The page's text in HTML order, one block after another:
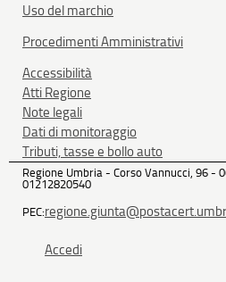
Uso del marchio
Procedimenti Amministrativi
Accessibilità
Atti Regione
Note legali
Dati di monitoraggio
Tributi, tasse e bollo auto
Regione Umbria - Corso Vannucci, 96 -
01212820540
PEC:
Accedi